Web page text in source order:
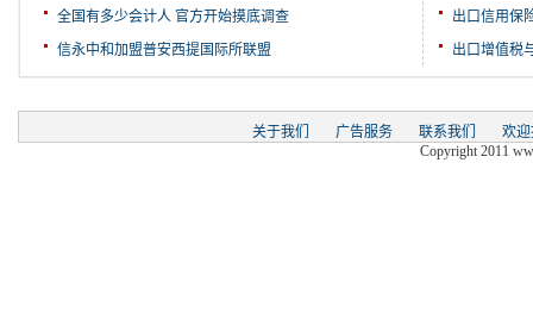
全国有多少会计人 官方开始摸底调查
信永中和加盟普安西提国际所联盟
出口信用保
出口增值税
关于我们 广告服务 联系我们
欢
Copyright 2011